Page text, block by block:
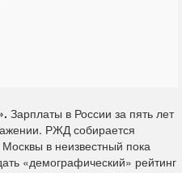
Зарплаты в России за пять лет
РЖД собирается
в неизвестный пока
«демографический» рейтинг